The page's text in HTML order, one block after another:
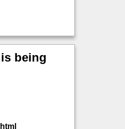
being